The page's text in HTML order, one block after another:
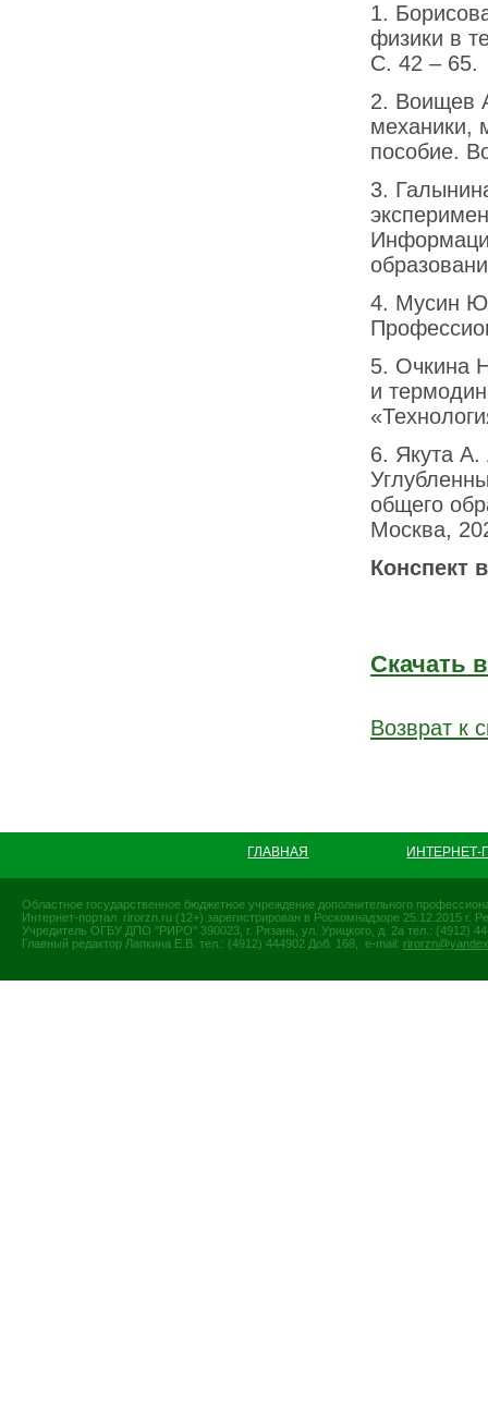
1.
физики в
С. 42 – 65.
2. Воищев
механики,
пособие.
3.
4. Мусин
5. Очкина
и
6. Якута
общего
Москва,
Конспект
Скачать
Возврат к
ГЛАВНАЯ
Областное государственное бюджетное учреждение дополнительного
Интернет-портал rirorzn.ru (12+) зарегистрирован в Роскомнадзоре 25.12.2015
Учредитель ОГБУ ДПО "РИРО" 390023, г. Рязань, ул. Урицкого, д. 2а тел.: (4912)
Главный редактор Лапкина Е.В. тел.: (4912) 444902 Доб. 168, e-mail: